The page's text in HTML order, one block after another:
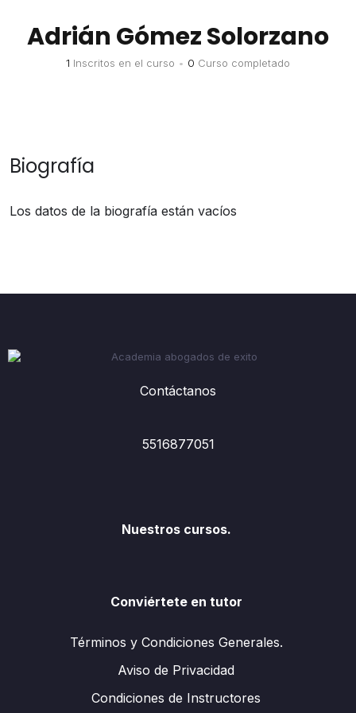
Adrián Gómez Solorzano
1 Inscritos en el curso • 0 Curso completado
Biografía
Los datos de la biografía están vacíos
Contáctanos
5516877051
Nuestros cursos.
Conviértete en tutor
Términos y Condiciones Generales.
Aviso de Privacidad
Condiciones de Instructores